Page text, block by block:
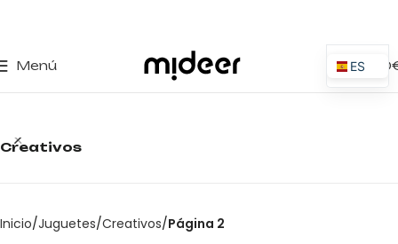
Menú 0,00
Creativos
Inicio Juguetes Creativos Página 2
ES
EN